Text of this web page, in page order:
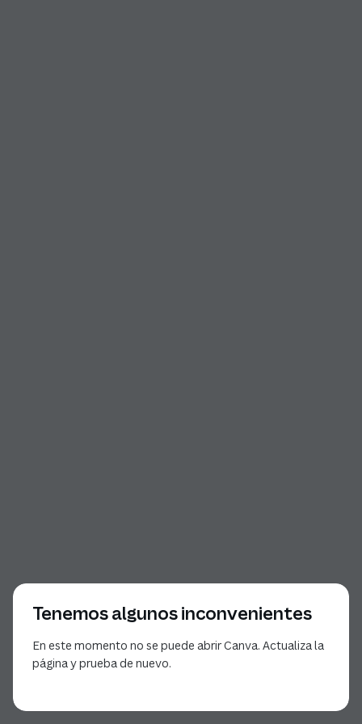
Tenemos algunos inconvenientes
En este momento no se puede abrir Canva. Actualiza la
página y prueba de nuevo.